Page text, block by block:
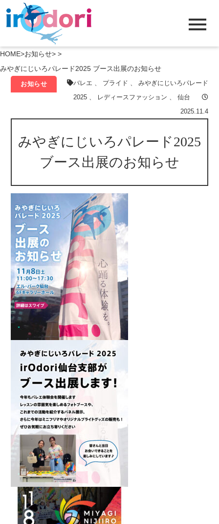
menu
HOME>お知らせ> >
みやぎにじいろパレード2025 ブース出展のお知らせ
お知らせ バレエ 、 プライド 、 みやぎにじいろパレード
2025、 レディースファッション 、 仙台
2025.11.4
みやぎにじいろパレード2025
ブース出展のお知らせ